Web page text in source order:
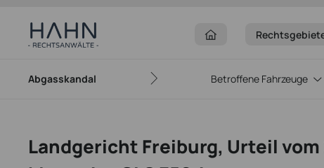
Abgasskandal Betroffene Fahrzeuge
Landgericht Freiburg, Urteil vom